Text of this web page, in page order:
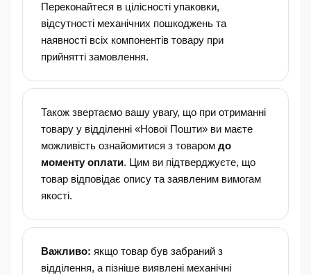
Переконайтеся в цілісності упаковки,
відсутності механічних пошкоджень та
наявності всіх компонентів товару при
прийнятті замовлення.
Також звертаємо вашу увагу, що при отриманні
товару у відділенні «Нової Пошти» ви маєте
можливість ознайомитися з товаром до
моменту оплати. Цим ви підтверджуєте, що
товар відповідає опису та заявленим вимогам
якості.
Важливо: якщо товар був забраний з
відділення, а пізніше виявлені механічні